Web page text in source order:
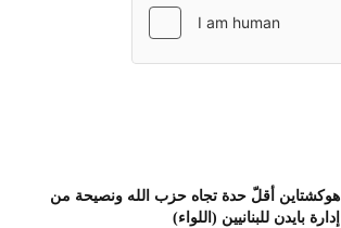
هوكشتاين أقلّ حدة تجاه حزب الله ونصيحة من
إدارة بايدن للبنانيين (اللواء)